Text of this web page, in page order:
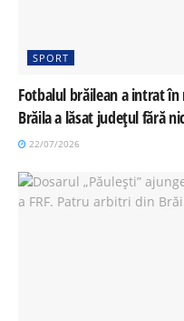
SPORT
Fotbalul brăilean a intrat în
Brăila a lăsat județul fără
22/07/2026